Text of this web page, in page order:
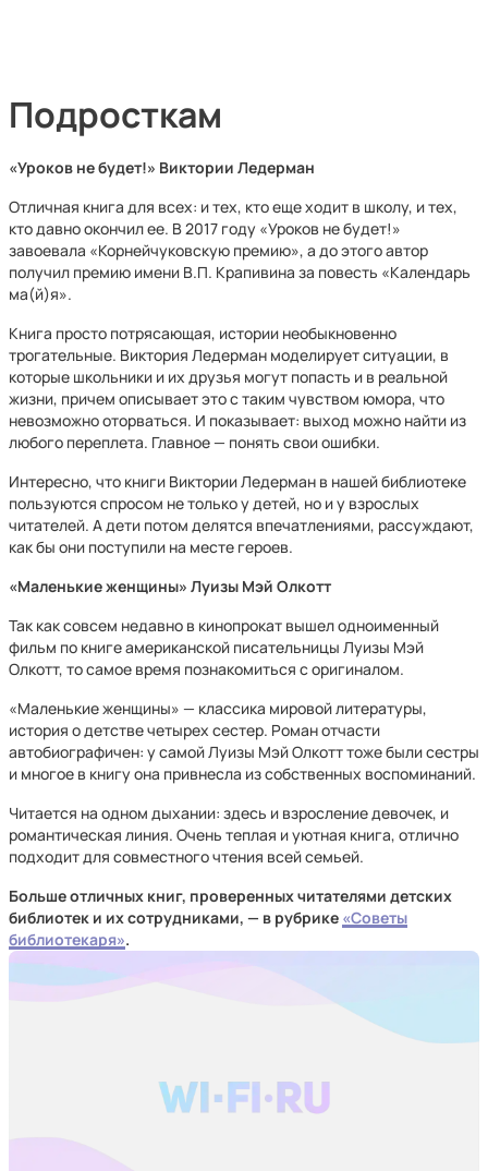
Подросткам
«Уроков не будет!» Виктории Ледерман
Отличная книга для всех: и тех, кто еще ходит в школу, и тех,
кто давно окончил ее. В 2017 году «Уроков не будет!»
завоевала «Корнейчуковскую премию», а до этого автор
получил премию имени В.П. Крапивина за повесть «Календарь
ма(й)я».
Книга просто потрясающая, истории необыкновенно
трогательные. Виктория Ледерман моделирует ситуации, в
которые школьники и их друзья могут попасть и в реальной
жизни, причем описывает это с таким чувством юмора, что
невозможно оторваться. И показывает: выход можно найти из
любого переплета. Главное — понять свои ошибки.
Интересно, что книги Виктории Ледерман в нашей библиотеке
пользуются спросом не только у детей, но и у взрослых
читателей. А дети потом делятся впечатлениями, рассуждают,
как бы они поступили на месте героев.
«Маленькие женщины» Луизы Мэй Олкотт
Так как совсем недавно в кинопрокат вышел одноименный
фильм по книге американской писательницы Луизы Мэй
Олкотт, то самое время познакомиться с оригиналом.
«Маленькие женщины» — классика мировой литературы,
история о детстве четырех сестер. Роман отчасти
автобиографичен: у самой Луизы Мэй Олкотт тоже были сестры
и многое в книгу она привнесла из собственных воспоминаний.
Читается на одном дыхании: здесь и взросление девочек, и
романтическая линия. Очень теплая и уютная книга, отлично
подходит для совместного чтения всей семьей.
Больше отличных книг, проверенных читателями детских
библиотек и их сотрудниками, — в рубрике «Советы
библиотекаря».